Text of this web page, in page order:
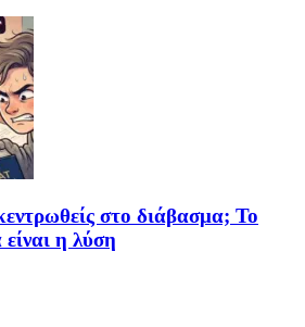
στο διάβασμα; Το
η λύση